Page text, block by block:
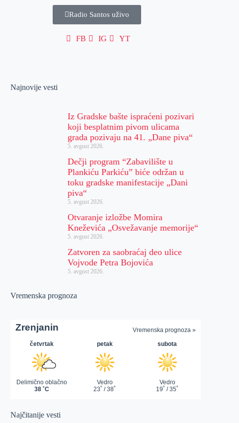
Radio Santos uživo
FB IG YT
Najnovije vesti
Iz Gradske bašte ispraćeni pozivari
koji besplatnim pivom ulicama
grada pozivaju na 41. „Dane piva“
5. avgust 2026.
Dečji program “Zabavilište u
Plankiću Parkiću” biće održan u
toku gradske manifestacije „Dani
piva“
5. avgust 2026.
Otvaranje izložbe Momira
Kneževića „Osvežavanje memorije“
5. avgust 2026.
Zatvoren za saobraćaj deo ulice
Vojvode Petra Bojovića
5. avgust 2026.
Vremenska prognoza
Najčitanije vesti